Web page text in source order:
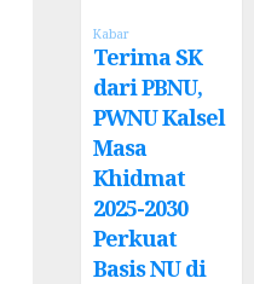
Kabar
Terima SK
dari PBNU,
PWNU Kalsel
Masa
Khidmat
2025-2030
Perkuat
Basis NU di